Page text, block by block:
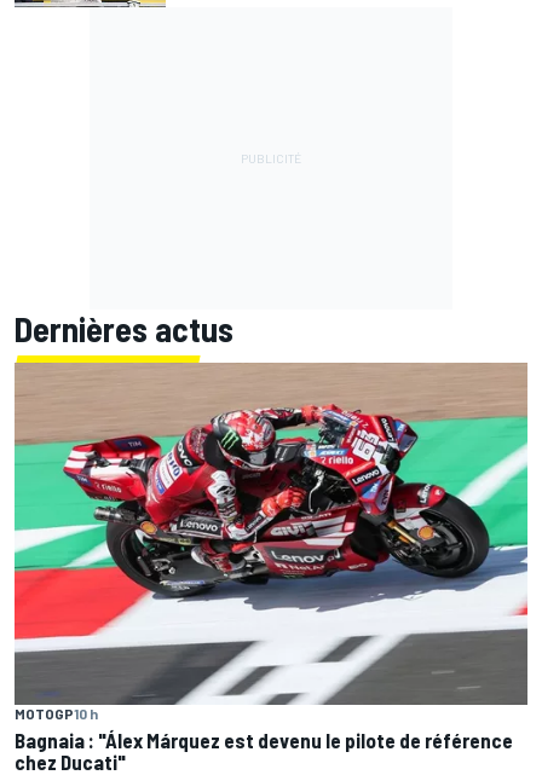
Dernières actus
MOTOGP10 h
Bagnaia : "Álex Márquez est devenu le pilote de référence
chez Ducati"